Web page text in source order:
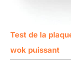
Test de la
wok puissant